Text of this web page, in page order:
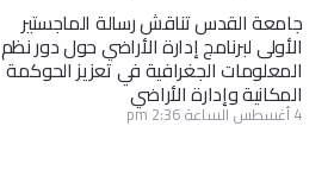
جامعة القدس تناقش رسالة الماجستير
الأولى لبرنامج إدارة الأراضي حول دور نظم
المعلومات الجغرافية في تعزيز الحوكمة
المكانية وإدارة الأراضي
4 أغسطس الساعة 2:36 pm